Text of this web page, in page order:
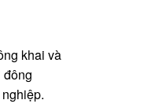
khai và
đông